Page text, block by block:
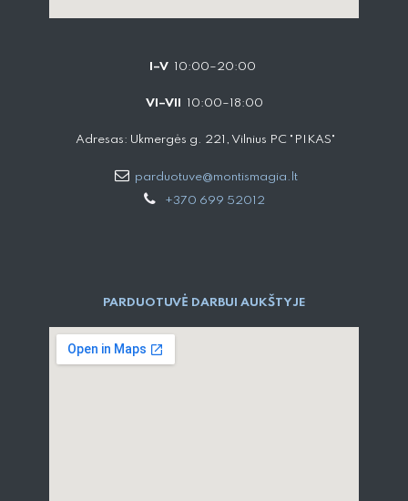
I–V 10:00–20:00
VI–VII 10:00–18:00
Adresas: Ukmergės g. 221, Vilnius PC "PIKAS"
parduotuve@montismagia.lt
+370 699 52012
PARDUOTUVĖ DARBUI AUKŠTYJE